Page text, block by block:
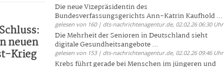
neuen
Krieg
Die neue Vizepräsidentin des
Bundesverfassungsgerichts Ann-Katrin Kaufhold ...
gelesen von 160 | dts-nachrichtenagentur.de, 02.02.26 06:30 Uhr
Die Mehrheit der Senioren in Deutschland sieht
digitale Gesundheitsangebote ...
gelesen von 153 | dts-nachrichtenagentur.de, 02.02.26 09:46 Uhr
Krebs führt gerade bei Menschen im jüngeren und